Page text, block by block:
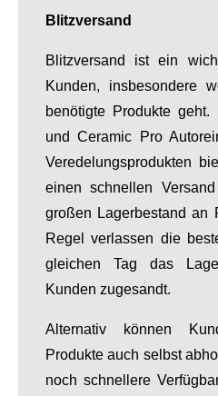
Blitzversand
Blitzversand ist ein
Kunden, insbesondere
benötigte Produkte
und Ceramic Pro
Veredelungsprodukten
einen schnellen
großen Lagerbestand an
Regel verlassen die
gleichen Tag das
Kunden zugesandt.
Alternativ können
Produkte auch selbst
noch schnellere